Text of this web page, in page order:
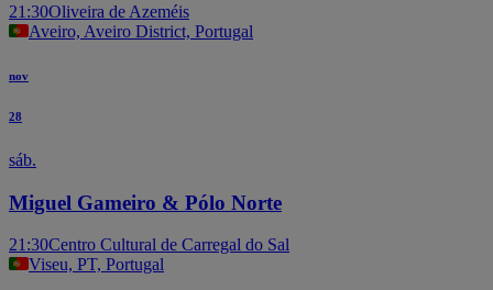
21:30Oliveira de Azeméis
Aveiro, Aveiro District, Portugal
nov
28
sáb.
Miguel Gameiro & Pólo Norte
21:30Centro Cultural de Carregal do Sal
Viseu, PT, Portugal